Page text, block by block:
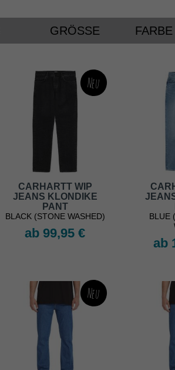
GRÖSSE FARBE
Neu
CARHARTT WIP
JEANS KLONDIKE
PANT
BLACK (STONE WASHED)
ab 99,95 €
BLUE
ab
Neu